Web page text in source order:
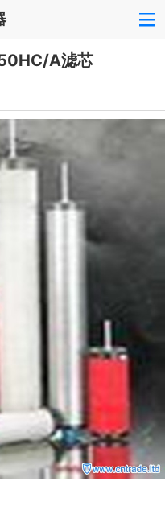
A滤芯